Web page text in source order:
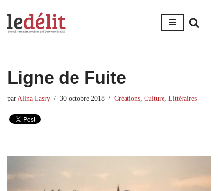
Aller
Ligne de Fuite
par Alina Lasry 30 octobre 2018 Créations Culture Littéraires